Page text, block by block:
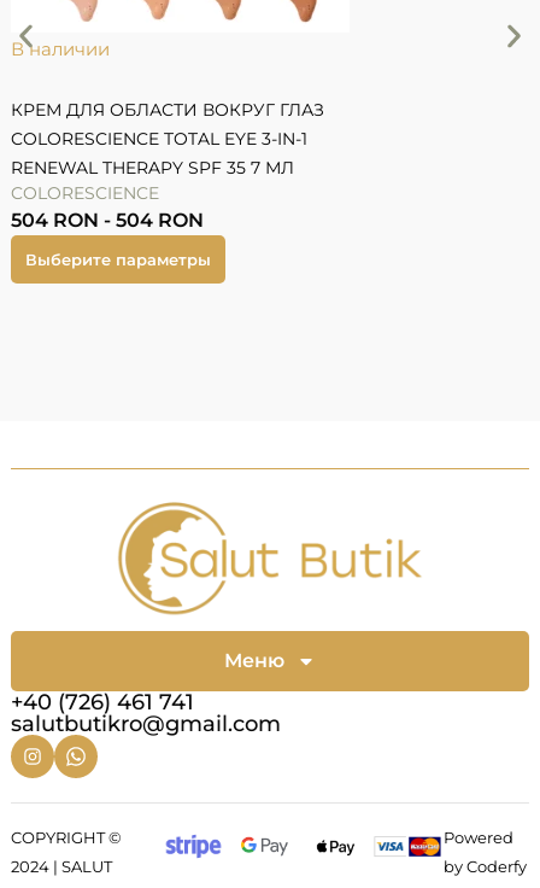
В наличии
КРЕМ ДЛЯ ОБЛАСТИ ВОКРУГ ГЛАЗ
COLORESCIENCE TOTAL EYE 3-IN-1
RENEWAL THERAPY SPF 35 7 МЛ
COLORESCIENCE
504 RON - 504 RON
Выберите параметры
+40 (726) 461 741
salutbutikro@gmail.com
Меню
COPYRIGHT ©
2024 | SALUT
Powered
by Coderfy